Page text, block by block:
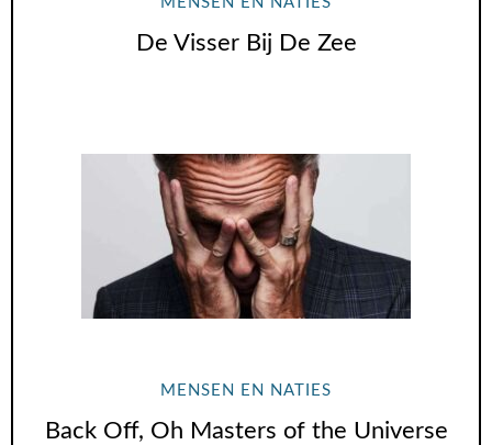
De Visser Bij De Zee
MENSEN EN NATIES
Back Off, Oh Masters of the Universe